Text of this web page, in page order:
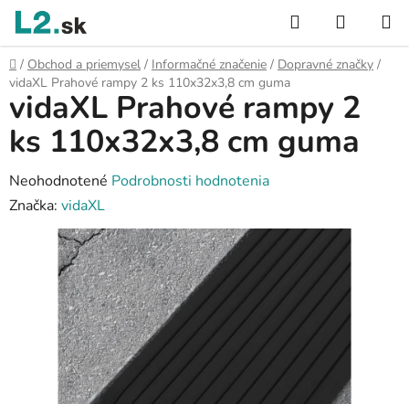
Prejsť
obsah
Hľadať
KOŠÍK
Domov
/ Obchod a priemysel / Informačné značenie / Dopravné značky /
vidaXL Prahové rampy 2 ks 110x32x3,8 cm guma
vidaXL Prahové rampy 2
ks 110x32x3,8 cm guma
Priemerné
hodnotenie
produktu
hviezdičiek.
Neohodnotené Podrobnosti hodnotenia
Značka: vidaXL